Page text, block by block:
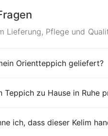
Lieferung, Pflege und
Orientteppich geliefert?
Teppich zu Hause in Ruhe
ich, dass dieser Kelim